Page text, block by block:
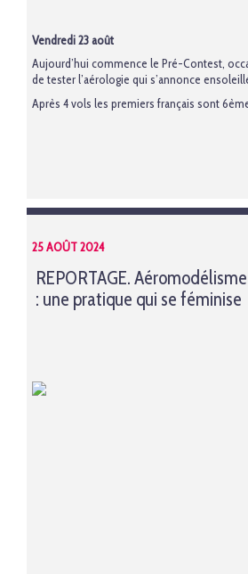
Vendredi 23 août
Aujourd’hui commence le Pré-Contest,
de tester l’aérologie qui s’annonce
Après 4 vols les premiers français sont 6ème
25 AOÛT 2024
REPORTAGE.
: une pratique qui se féminise